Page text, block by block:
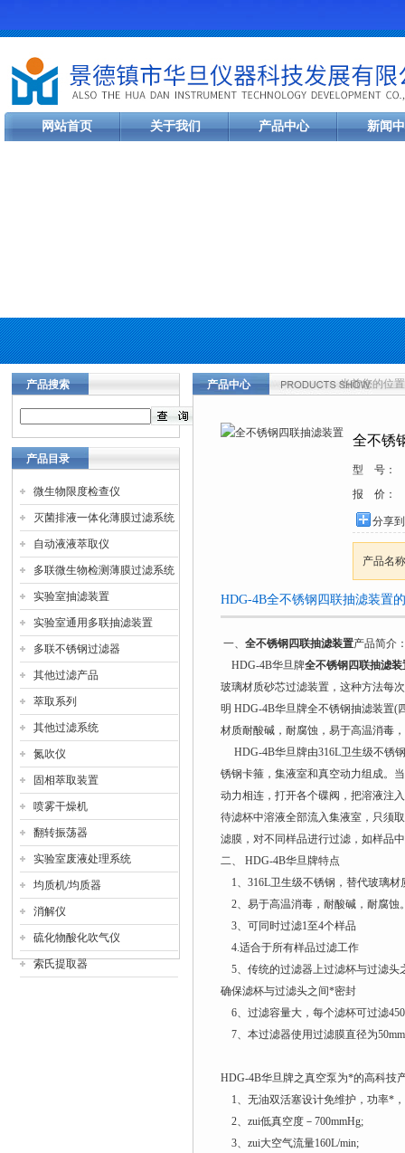
网站首页 关于我们 产品中心 新闻
产品搜索
产品目录
微生物限度检查仪
灭菌排液一体化薄膜过滤系统
自动液液萃取仪
多联微生物检测薄膜过滤系统
实验室抽滤装置
实验室通用多联抽滤装置
多联不锈钢过滤器
其他过滤产品
萃取系列
其他过滤系统
氮吹仪
固相萃取装置
喷雾干燥机
翻转振荡器
实验室废液处理系统
均质机/均质器
消解仪
硫化物酸化吹气仪
索氏提取器
产品中心 当前您的位
全不锈
型 号：
报 价：
分享
产品名
HDG-4B全不锈钢四联抽滤装置
一、 全不锈钢四联抽滤装置产品简介
HDG-4B华旦牌全不锈钢四联抽滤装
玻璃材质砂芯过滤装置，这种方法每
明 HDG-4B华旦牌全不锈钢抽滤装置(
材质耐酸碱，耐腐蚀，易于高温消毒
HDG-4B华旦牌由316L卫生级不锈
锈钢卡箍，集液室和真空动力组成。
动力相连，打开各个碟阀，把溶液注
待滤杯中溶液全部流入集液室，只须
滤膜，对不同样品进行过滤，如样品
二、 HDG-4B华旦牌特点
1、316L卫生级不锈钢，替代玻璃
2、易于高温消毒，耐酸碱，耐腐蚀
3、可同时过滤1至4个样品
4.适合于所有样品过滤工作
5、传统的过滤器上过滤杯与过滤头
确保滤杯与过滤头之间*密封
6、过滤容量大，每个滤杯可过滤
7、本过滤器使用过滤膜直径为
HDG-4B华旦牌之真空泵为*的高科技
1、无油双活塞设计免维护，功率*
2、zui低真空度－700mmHg;
3、zui大空气流量160L/min;